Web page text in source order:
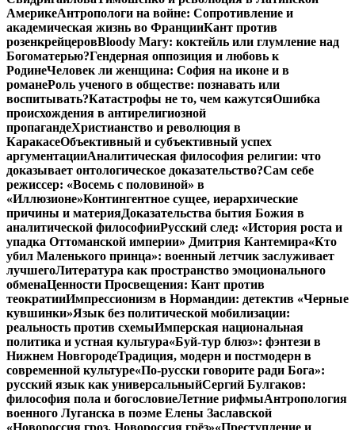
АмерикеАнтропологи на войне: Сопротивление и
академическая жизнь во ФранцииКант против
розенкрейцеровBloody Mary: коктейль или глумление над
Богоматерью?Гендерная оппозиция и любовь к
РодинеЧеловек ли женщина: София на иконе и в
романеРоль ученого в обществе: познавать или
воспитывать?Катастрофы не то, чем кажутсяОшибка
происхождения в антирелигиозной
пропагандеХристианство и революция в
КаракасеОбъективный и субъективный успех
аргументацииАналитическая философия религии: что
доказывает онтологическое доказательство?Сам себе
режиссер: «Восемь с половиной» в
«Иллюзионе»Контингентное сущее, иерархические
причины и материяДоказательства бытия Божия в
аналитической философииРусский след: «История роста и
упадка Оттоманской империи» Дмитрия Кантемира«Кто
убил Маленького принца»: военный летчик заслуживает
лучшегоЛитература как пространство эмоционального
обменаЦенности Просвещения: Кант против
теократииИмпрессионизм в Нормандии: детектив «Черные
кувшинки»Язык без политической мобилизации:
реальность против схемыИмперская национальная
политика и устная культура«Буй-тур блюз»: фэнтези в
Нижнем НовгородеТрадиция, модерн и постмодерн в
современной культуре«По-русски говорите ради Бога»:
русский язык как универсальныйСергий Булгаков:
философия пола и богословиеЛетние рифмыАнтропология
военного Луганска в поэме Елены Заславской